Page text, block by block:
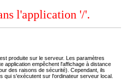
l'application '/'.
produite sur le serveur. Les paramètres
application empêchent l'affichage à distance
des raisons de sécurité). Cependant, ils
qui s'exécutent sur l'ordinateur serveur local.